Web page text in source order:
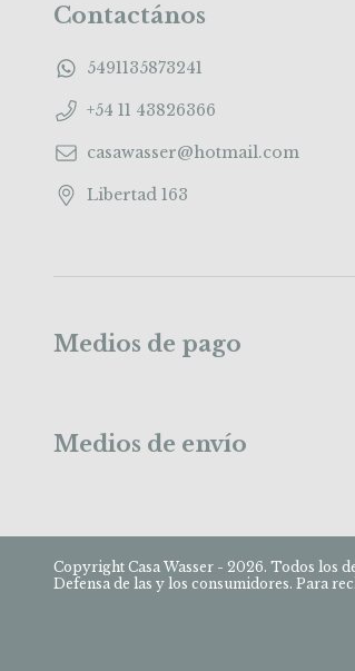
Contactános
5491135873241
+54 11 43826366
casawasser@hotmail.com
Libertad 163
Medios de pago
Medios de envío
Copyright Casa Wasser - 2026. Todos los
Defensa de las y los consumidores. Para